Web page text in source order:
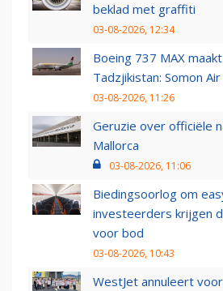
beklad met graffiti
03-08-2026, 12:34
Boeing 737 MAX
Tadzjikistan: Somon
03-08-2026, 11:26
Geruzie over officiële
Mallorca
03-08-2026, 11:06
Biedingsoorlog om
investeerders krijgen
voor bod
03-08-2026, 10:43
WestJet annuleert